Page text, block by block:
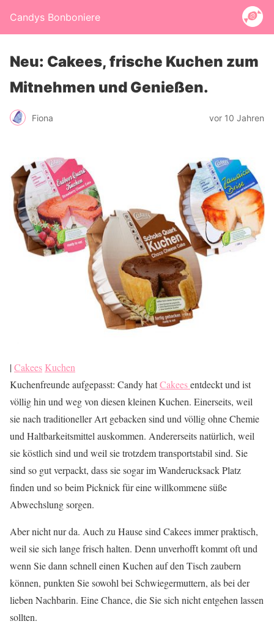
Candys Bonboniere
Neu: Cakees, frische Kuchen zum
Mitnehmen und Genießen.
Fiona vor 10 Jahren
|Cakees Kuchen
Kuchenfreunde aufgepasst: Candy hatCakeesentdeckt und ist
völlig hin und weg von diesen kleinen Kuchen. Einerseits, weil
sie nach traditioneller Art gebacken sind und völlig ohne Chemie
und Haltbarkeitsmittel auskommen. Andererseits natürlich, weil
sie köstlich sind und weil sie trotzdem transportstabil sind. Sie
sind so gut verpackt, dass sie sogar im Wanderucksack Platz
finden und so beim Picknick für eine willkommene süße
Abwechslung sorgen.
Aber nicht nur da. Auch zu Hause sind Cakees immer praktisch,
weil sie sich lange frisch halten. Denn unverhofft kommt oft und
wenn Sie dann schnell einen Kuchen auf den Tisch zaubern
können, punkten Sie sowohl bei Schwiegermuttern, als bei der
lieben Nachbarin. Eine Chance, die Sie sich nicht entgehen lassen
sollten.